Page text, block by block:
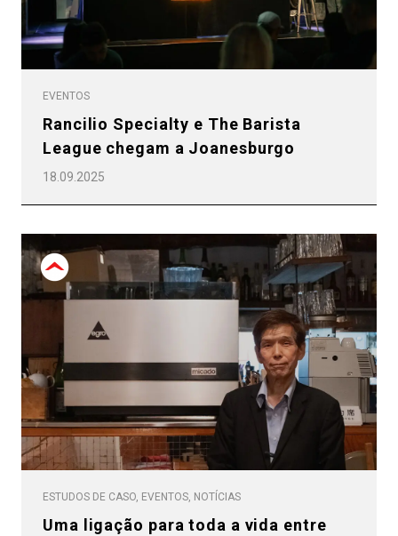
EVENTOS
Rancilio Specialty e The Barista
League chegam a Joanesburgo
18.09.2025
ESTUDOS DE CASO, EVENTOS, NOTÍCIAS
Uma ligação para toda a vida entre